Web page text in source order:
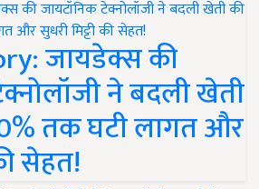
जायडेक्स की
ने बदली खेती
तक घटी लागत और
सेहत!